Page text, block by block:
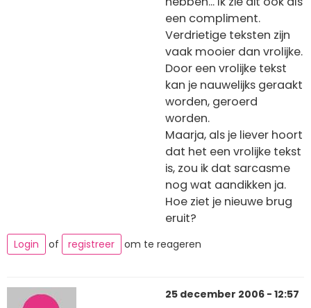
een compliment.
Verdrietige teksten zijn
vaak mooier dan vrolijke.
Door een vrolijke tekst
kan je nauwelijks geraakt
worden, geroerd
worden.
Maarja, als je liever hoort
dat het een vrolijke tekst
is, zou ik dat sarcasme
nog wat aandikken ja.
Hoe ziet je nieuwe brug
eruit?
Login of registreer om te reageren
25 december 2006 - 12:57